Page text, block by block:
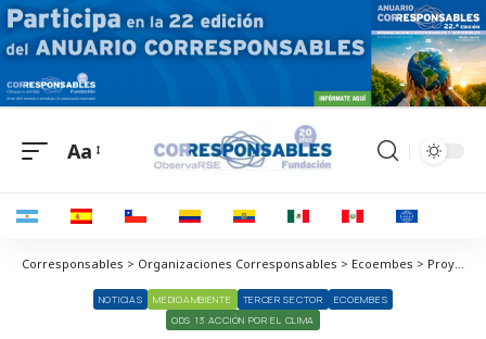
Aa
Corresponsables > Organizaciones Corresponsables > Ecoembes > Proyecto LIBERA alcanza un millón de residuos caracterizados en su séptimo año
NOTICIAS MEDIOAMBIENTE TERCER SECTOR
ECOEMBES
ODS 13 ACCIÓN POR EL CLIMA